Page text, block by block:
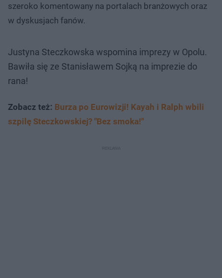
szeroko komentowany na portalach branżowych oraz
w dyskusjach fanów.
Justyna Steczkowska wspomina imprezy w Opolu.
Bawiła się ze Stanisławem Sojką na imprezie do
rana!
Zobacz też: Burza po Eurowizji! Kayah i Ralph wbili
szpilę Steczkowskiej? "Bez smoka!"